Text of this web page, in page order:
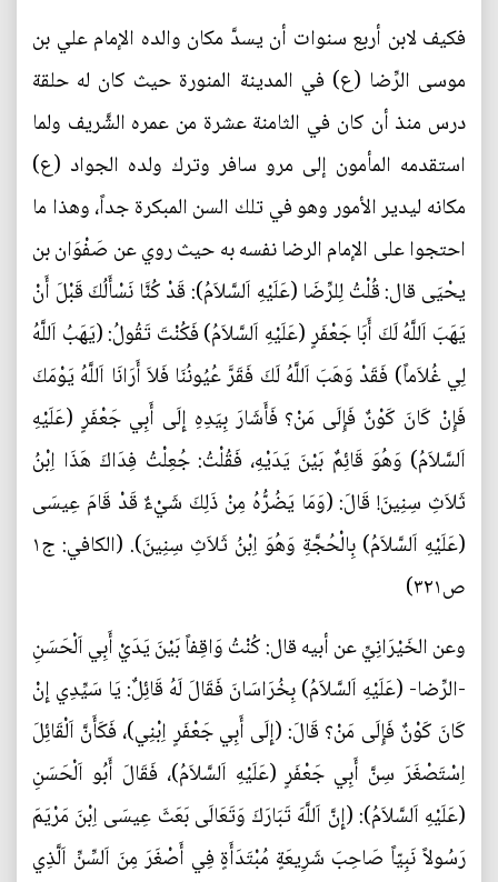
فكيف لابن أربع سنوات أن يسدَّ مكان والده الإمام علي بن
موسى الرِّضا (ع) في المدينة المنورة حيث كان له حلقة
درس منذ أن كان في الثامنة عشرة من عمره الشَّريف ولما
استقدمه المأمون إلى مرو سافر وترك ولده الجواد (ع)
مكانه ليدير الأمور وهو في تلك السن المبكرة جداً، وهذا ما
احتجوا على الإمام الرضا نفسه به حيث روي عن صَفْوَان بن
يحْيَى قال: قُلْتُ لِلرِّضَا (عَلَيْهِ اَلسَّلاَمُ): قَدْ كُنَّا نَسْأَلُكَ قَبْلَ أَنْ
يَهَبَ اَللَّهُ لَكَ أَبَا جَعْفَرٍ (عَلَيْهِ اَلسَّلاَمُ) فَكُنْتَ تَقُولُ: (يَهَبُ اَللَّهُ
لِي غُلاَماً) فَقَدْ وَهَبَ اَللَّهُ لَكَ فَقَرَّ عُيُونُنَا فَلاَ أَرَانَا اَللَّهُ يَوْمَكَ
فَإِنْ كَانَ كَوْنٌ فَإِلَى مَنْ؟ فَأَشَارَ بِيَدِهِ إِلَى أَبِي جَعْفَرٍ (عَلَيْهِ
اَلسَّلاَمُ) وَهُوَ قَائِمٌ بَيْنَ يَدَيْهِ، فَقُلْتُ: جُعِلْتُ فِدَاكَ هَذَا اِبْنُ
ثَلاَثِ سِنِينَ! قَالَ: (وَمَا يَضُرُّهُ مِنْ ذَلِكَ شَيْءٌ قَدْ قَامَ عِيسَى
(عَلَيْهِ اَلسَّلاَمُ) بِالْحُجَّةِ وَهُوَ اِبْنُ ثَلاَثِ سِنِينَ). (الکافي: ج۱
ص۳۲۱)
وعن الخَيْرَانِيِّ عن أبيه قال: كُنْتُ وَاقِفاً بَيْنَ يَدَيْ أَبِي اَلْحَسَنِ
-الرِّضا- (عَلَيْهِ اَلسَّلاَمُ) بِخُرَاسَانَ فَقَالَ لَهُ قَائِلٌ: يَا سَيِّدِي إِنْ
كَانَ كَوْنٌ فَإِلَى مَنْ؟ قَالَ: (إِلَى أَبِي جَعْفَرٍ اِبْنِي)، فَكَأَنَّ اَلْقَائِلَ
اِسْتَصْغَرَ سِنَّ أَبِي جَعْفَرٍ (عَلَيْهِ اَلسَّلاَمُ)، فَقَالَ أَبُو اَلْحَسَنِ
(عَلَيْهِ اَلسَّلاَمُ): (إِنَّ اَللَّهَ تَبَارَكَ وَتَعَالَى بَعَثَ عِيسَى اِبْنَ مَرْيَمَ
رَسُولاً نَبِيّاً صَاحِبَ شَرِيعَةٍ مُبْتَدَأَةٍ فِي أَصْغَرَ مِنَ اَلسِّنِّ اَلَّذِي